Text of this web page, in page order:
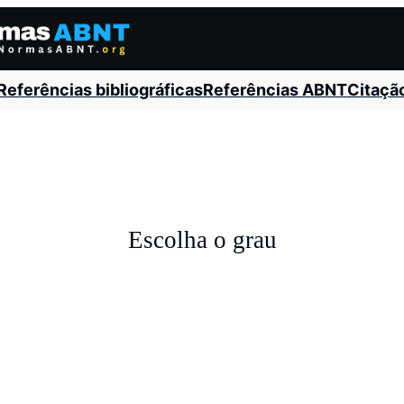
bibliográficasReferências ABNT
Escolha o grau